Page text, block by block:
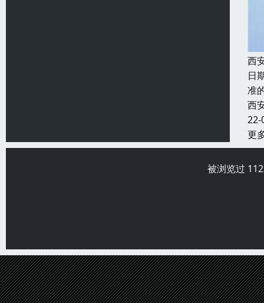
西
日
准
西
22-
更
被浏览过